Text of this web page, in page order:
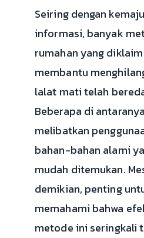
Seiring dengan
informasi, banyak
rumahan yang
membantu
lalat mati telah
Beberapa di antaranya
melibatkan
bahan-bahan alami
mudah ditemukan.
demikian, penting
memahami bahwa
metode ini seringkali